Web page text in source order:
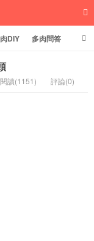
DIY 多肉問答
閱讀(1151) 評論(0)